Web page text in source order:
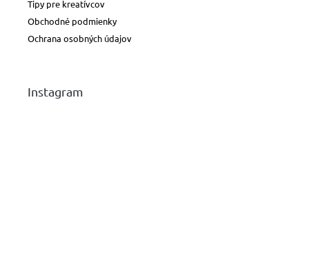
Tipy pre kreatívcov
Obchodné podmienky
Ochrana osobných údajov
Instagram